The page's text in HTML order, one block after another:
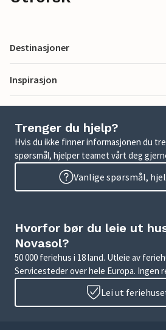
Destinasjoner
Inspirasjon
Trenger du hjelp?
Hvis du ikke finner informasjonen du
spørsmål, hjelper teamet vårt deg
Vanlige spørsmål,
Hvorfor bør du leie ut
Novasol?
50 000 feriehus i 18 land. Utleie av
Servicesteder over hele Europa. Ingen
Lei ut